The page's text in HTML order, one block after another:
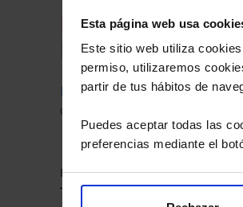
Esta página web usa
Este sitio web utiliza
permiso, utilizaremos
partir de tus hábitos de
Puedes aceptar todas las
preferencias mediante el
Le
Descárguese el archivoe
de sus alternativas de